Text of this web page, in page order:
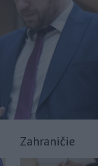
Zahraničie